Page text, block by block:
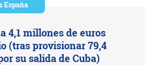
España
4,1 millones de euros
(tras provisionar 79,4
su salida de Cuba)